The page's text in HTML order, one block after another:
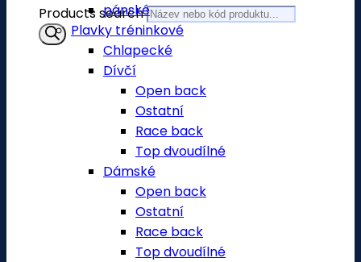
Products search
pánské
Plavky tréninkové
Chlapecké
Dívčí
Open back
Ostatní
Race back
Top dvoudílné
Dámské
Open back
Ostatní
Race back
Top dvoudílné